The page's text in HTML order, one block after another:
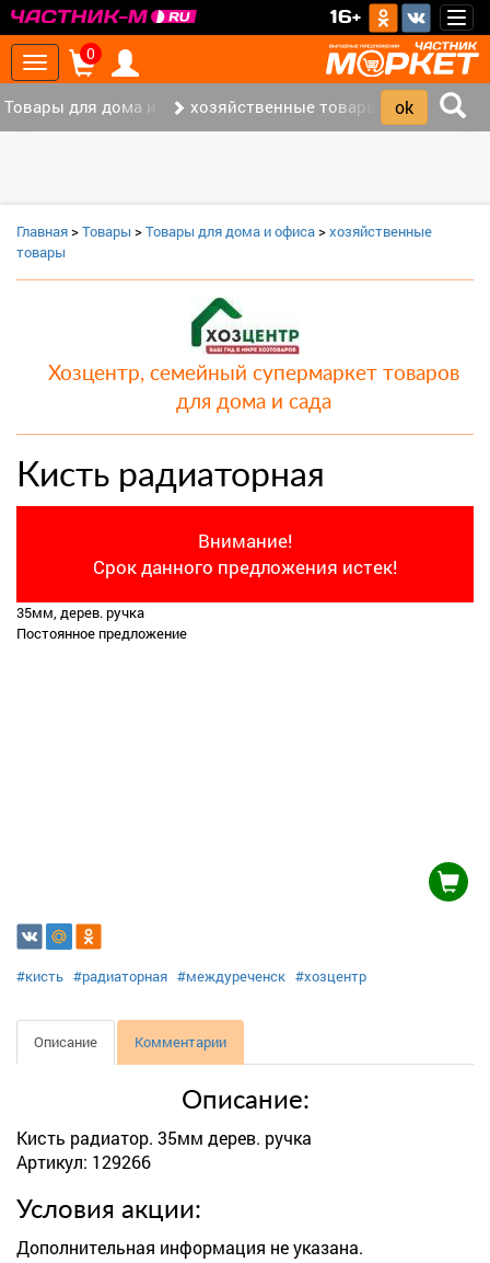
16+
Toggle
navigation
0
Товары для дома и офиса (8)хозяйственные товары (3)
Главная>Товары >Товары для дома и офиса>хозяйственные
товары
Хозцентр, семейный супермаркет товаров
для дома и сада
Кисть радиаторная
Внимание!
Срок данного предложения истек!
35мм, дерев. ручка
Постоянное предложение
#кисть #радиаторная #междуреченск #хозцентр
Описание Комментарии
Описание:
Кисть радиатор. 35мм дерев. ручка
Артикул: 129266
Условия акции:
Дополнительная информация не указана.
‹ ›